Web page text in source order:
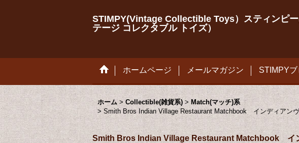
STIMPY(Vintage Collectible Toys）スティンピ
テージ コレクタブル トイズ）
ホームページ メールマガジン STIMPY
ホーム > Collectible(雑貨系) > Match(マッチ)系
> Smith Bros Indian Village Restaurant Matchbook インディア
Smith Bros Indian Village Restaurant Matchbook イ